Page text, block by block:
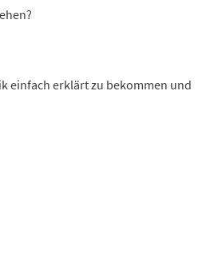
einfach erklärt zu bekommen und